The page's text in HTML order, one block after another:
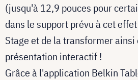
(jusqu'à 12,9 pouces pour
dans le support prévu à cet
Stage et de la transformer ainsi
présentation interactif !
Grâce à l'application Belkin